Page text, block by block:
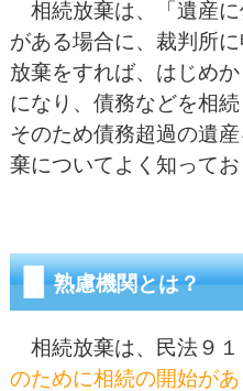
相続放棄は、「遺産
がある場合に、裁判所
放棄をすれば、はじめ
になり、債務などを相
そのため債務超過の遺
棄についてよく知ってお
熟慮機関とは？
相続放棄は、民法９１
のために相続の開始が